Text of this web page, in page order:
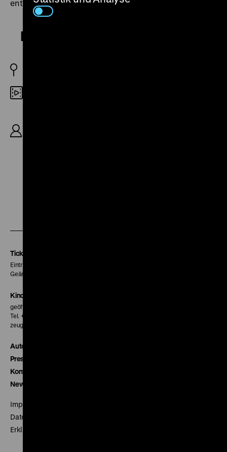
entstand auf seine Anregung hin.
Frauen sind keine Engel
Tickets
Eintritt 5 €
Geänderte Preise sind im Programm vermerkt.
Kinokasse
geöffnet 30 Minuten vor Beginn der ersten Vorstellung
Tel. + 49 30 20304-770
zeughauskino@dhm.de
Autor*innen
Presse
Kontakt
Newsletter
Impressum
Datenschutz
Erklärung digitale Barrierefreiheit